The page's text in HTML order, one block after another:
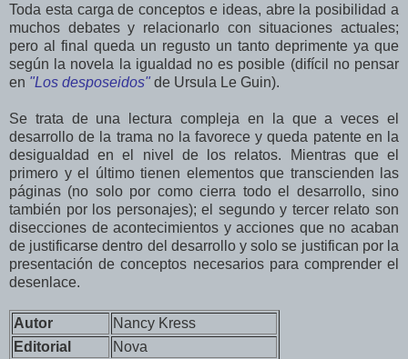
Toda esta carga de conceptos e ideas, abre la posibilidad a
muchos debates y relacionarlo con situaciones actuales;
pero al final queda un regusto un tanto deprimente ya que
según la novela la igualdad no es posible (difícil no pensar
en "Los desposeidos" de Ursula Le Guin).
Se trata de una lectura compleja en la que a veces el
desarrollo de la trama no la favorece y queda patente en la
desigualdad en el nivel de los relatos. Mientras que el
primero y el último tienen elementos que transcienden las
páginas (no solo por como cierra todo el desarrollo, sino
también por los personajes); el segundo y tercer relato son
disecciones de acontecimientos y acciones que no acaban
de justificarse dentro del desarrollo y solo se justifican por la
presentación de conceptos necesarios para comprender el
desenlace.
Autor
Nancy Kress
Editorial
Nova